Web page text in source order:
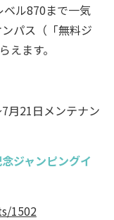
ル870まで一気
パス（「無料ジ
ます。
月21日メンテナン
ジャンピングイ
1502